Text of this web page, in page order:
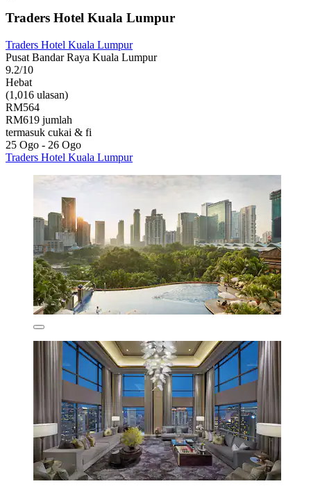
Traders Hotel Kuala Lumpur
Traders Hotel Kuala Lumpur
Pusat Bandar Raya Kuala Lumpur
9.2/10
Hebat
(1,016 ulasan)
RM564
RM619 jumlah
termasuk cukai & fi
25 Ogo - 26 Ogo
Traders Hotel Kuala Lumpur